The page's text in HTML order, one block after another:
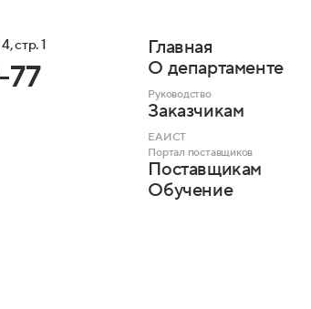
стр. 1
77
Главная
О департаменте
Руководство
Заказчикам
ЕАИСТ
Портал поставщиков
Поставщикам
Обучение